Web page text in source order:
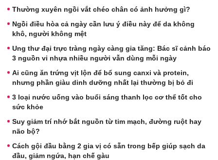
Thường xuyên ngồi vắt chéo chân có ảnh hưởng gì?
Ngồi điều hòa cả ngày cần lưu ý điều này để da không
khô, người không mệt
Ung thư đại trực tràng ngày càng gia tăng: Bác sĩ cảnh báo
3 nguồn vi nhựa nhiều người vẫn dùng mỗi ngày
Ai cũng ăn trứng vịt lộn để bổ sung canxi và protein,
nhưng phần giàu dinh dưỡng nhất lại thường bị bỏ đi
3 loại nước uống vào buổi sáng thanh lọc cơ thể tốt cho
sức khỏe
Suy giảm trí nhớ bắt nguồn từ tim mạch, đường ruột hay
não bộ?
Cách gội đầu bằng 2 gia vị có sẵn trong bếp giúp sạch da
đầu, giảm ngứa, hạn chế gàu